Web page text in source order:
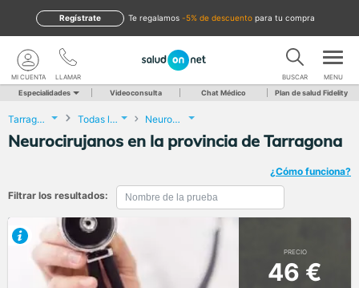
te regalamos -5% de descuento para tu compra
Regístrate
LLAMAR
MI CUENTA BUSCAR MENU
Especialidades Videoconsulta Chat Médico Plan de salud Fidelity
Tarragona Todas las localidades Neurocirugía
Neurocirujanos en la provincia de Tarragona
¿Cómo funciona?
Filtrar los resultados:
PRECIO
46 €